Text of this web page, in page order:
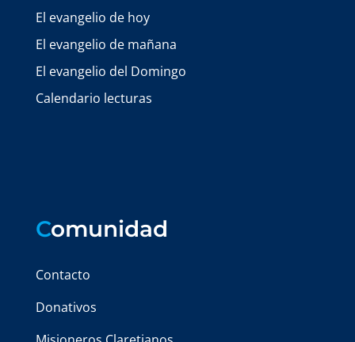
El evangelio de hoy
El evangelio de mañana
El evangelio del Domingo
Calendario lecturas
Comunidad
Contacto
Donativos